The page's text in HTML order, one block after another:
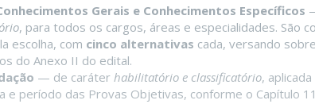
Gerais e Conhecimentos Específicos
, para todos os cargos, áreas e especialidades. São
escolha, com cinco alternativas cada, versando
do Anexo II do edital.
— de caráter habilitatório e classificatório,
e período das Provas Objetivas, conforme o Capítulo